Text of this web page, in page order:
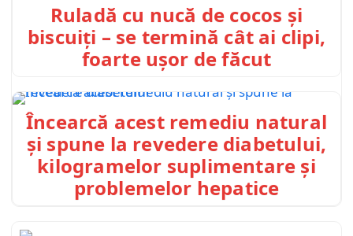
Ruladă cu nucă de cocos și
biscuiți – se termină cât ai clipi,
foarte ușor de făcut
Încearcă acest remediu natural
și spune la revedere diabetului,
kilogramelor suplimentare și
problemelor hepatice